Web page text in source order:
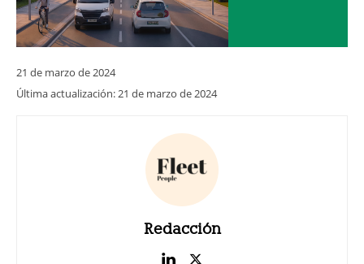
21 de marzo de 2024
Última actualización:21 de marzo de 2024
Redacción